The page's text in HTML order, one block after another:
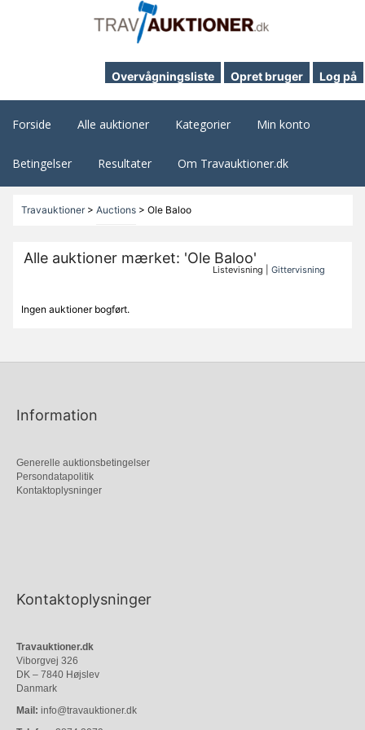
Overvågningsliste Opret bruger Log på
Forside Alle auktioner Kategorier Min konto
Betingelser Resultater Om Travauktioner.dk
Travauktioner> Auctions> Ole Baloo
Alle auktioner mærket: 'Ole Baloo'
Listevisning |Gittervisning
Ingen auktioner bogført.
Information
Generelle auktionsbetingelser
Persondatapolitik
Kontaktoplysninger
Kontaktoplysninger
Travauktioner.dk
Viborgvej 326
DK – 7840 Højslev
Danmark
Mail: info@travauktioner.dk